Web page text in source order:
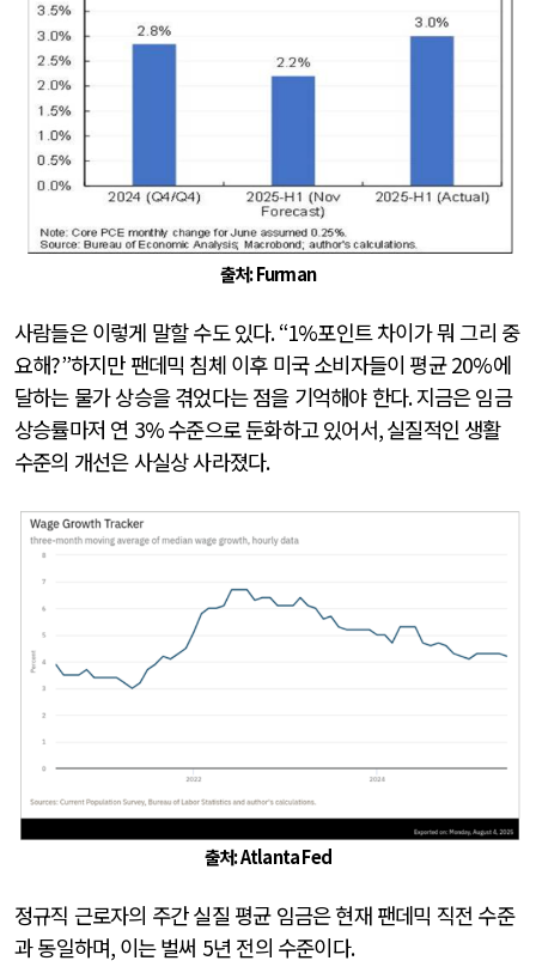
출처: Furman
사람들은 이렇게 말할 수도 있다. “1%포인트 차이가 뭐 그리 중
요해?”하지만 팬데믹 침체 이후 미국 소비자들이 평균20%에
달하는 물가 상승을 겪었다는 점을 기억해야 한다.지금은 임금
상승률마저 연 3%수준으로 둔화하고 있어서,실질적인 생활
수준의 개선은 사실상 사라졌다.
출처: Atlanta Fed
정규직 근로자의 주간 실질 평균 임금은 현재 팬데믹 직전 수준
과 동일하며, 이는 벌써 5년 전의 수준이다.